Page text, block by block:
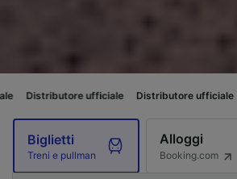
ufficiale Distributore ufficiale
Biglietti
Treni e pullman
Alloggi
Booking.com